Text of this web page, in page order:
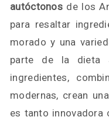
autóctonos de los
para resaltar
morado y una
parte de la dieta
ingredientes,
modernas, crean
es tanto innovadora